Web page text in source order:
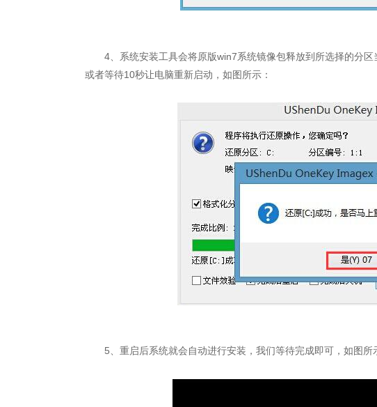
4、系统安装工具会将原版win7系统镜像包释放到所选择的分区
或者等待10秒让电脑重新启动，如图所示：
5、重启后系统就会自动进行安装，我们等待完成即可，如图所